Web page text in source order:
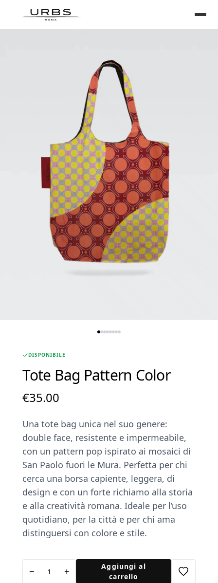
DISPONIBILE
Tote Bag Pattern Color
€35.00
Una tote bag unica nel suo genere:
double face, resistente e impermeabile,
con un pattern pop ispirato ai mosaici di
San Paolo fuori le Mura. Perfetta per chi
cerca una borsa capiente, leggera, di
design e con un forte richiamo alla storia
e alla creatività romana. Ideale per l’uso
quotidiano, per la città e per chi ama
distinguersi con colore e stile.
− +
Aggiungi al
carrello